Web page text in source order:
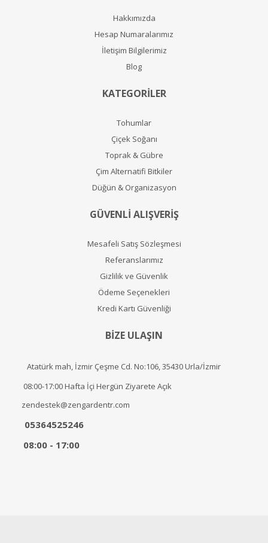
Hakkımızda
Hesap Numaralarımız
İletişim Bilgilerimiz
Blog
KATEGORİLER
Tohumlar
Çiçek Soğanı
Toprak & Gübre
Çim Alternatifi Bitkiler
Düğün & Organizasyon
GÜVENLİ ALIŞVERİŞ
Mesafeli Satış Sözleşmesi
Referanslarımız
Gizlilik ve Güvenlik
Ödeme Seçenekleri
Kredi Kartı Güvenliği
BİZE ULAŞIN
Atatürk mah, İzmir Çeşme Cd. No:106, 35430 Urla/İzmir
08:00-17:00 Hafta İçi Hergün Ziyarete Açık
zendestek@zengardentr.com
05364525246
08:00 - 17:00